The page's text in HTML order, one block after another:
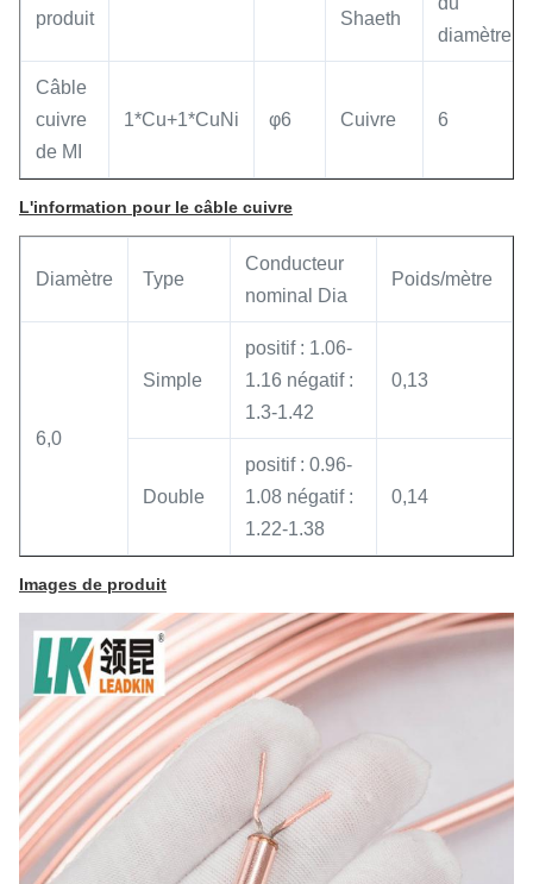
produit Shaeth
diamètre.
Câble
cuivre
de MI
1*Cu+1*CuNi φ6 Cuivre 6
L'information pour le câble cuivre
Diamètre Type
Conducteur
nominal Dia
Poids/mètre
6,0
Simple
positif : 1.06-
1.16 négatif :
1.3-1.42
0,13
Double
positif : 0.96-
1.08 négatif :
1.22-1.38
0,14
Images de produit